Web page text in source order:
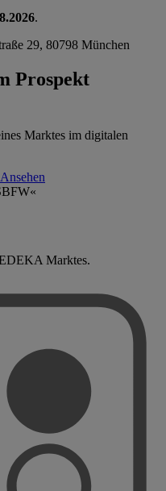
.
29, 80798 München
Prospekt
Marktes im digitalen
Ansehen
Marktes.